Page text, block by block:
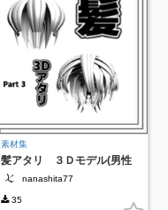
素材集
髪アタリ ３Ｄモデル(男性
用) パッツン前髪版
nanashita77
35